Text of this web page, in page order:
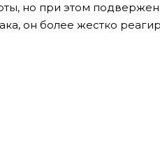
но при этом
он более жестко